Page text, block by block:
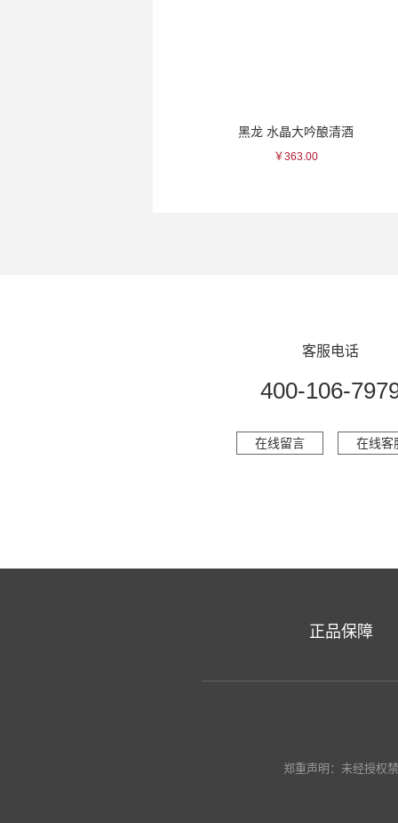
黑龙 水晶大吟酿清酒
￥363.00
客服电话
400-106-
在线留言 在线客
正品保障
郑重声明：未经授权